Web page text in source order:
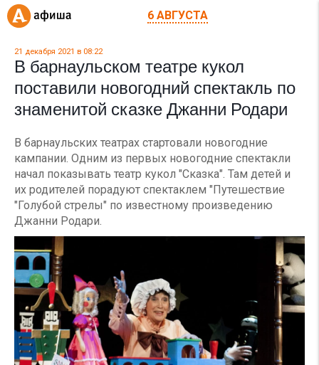
6 АВГУСТА
21 декабря 2021 в 08:22
В барнаульском театре кукол
поставили новогодний спектакль по
знаменитой сказке Джанни Родари
В барнаульских театрах стартовали новогодние
кампании. Одним из первых новогодние спектакли
начал показывать театр кукол "Сказка". Там детей и
их родителей порадуют спектаклем "Путешествие
"Голубой стрелы" по известному произведению
Джанни Родари.